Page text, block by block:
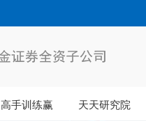
高手训练赢 天天研究院